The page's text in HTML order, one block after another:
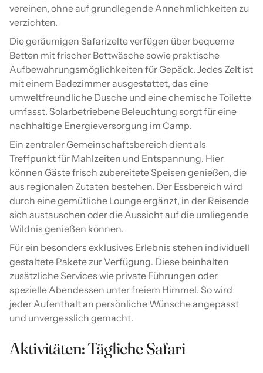
vereinen, ohne auf grundlegende Annehmlichkeiten zu
verzichten.
Die geräumigen Safarizelte verfügen über bequeme
Betten mit frischer Bettwäsche sowie praktische
Aufbewahrungsmöglichkeiten für Gepäck. Jedes Zelt ist
mit einem Badezimmer ausgestattet, das eine
umweltfreundliche Dusche und eine chemische Toilette
umfasst. Solarbetriebene Beleuchtung sorgt für eine
nachhaltige Energieversorgung im Camp.
Ein zentraler Gemeinschaftsbereich dient als
Treffpunkt für Mahlzeiten und Entspannung. Hier
können Gäste frisch zubereitete Speisen genießen, die
aus regionalen Zutaten bestehen. Der Essbereich wird
durch eine gemütliche Lounge ergänzt, in der Reisende
sich austauschen oder die Aussicht auf die umliegende
Wildnis genießen können.
Für ein besonders exklusives Erlebnis stehen individuell
gestaltete Pakete zur Verfügung. Diese beinhalten
zusätzliche Services wie private Führungen oder
spezielle Abendessen unter freiem Himmel. So wird
jeder Aufenthalt an persönliche Wünsche angepasst
und unvergesslich gemacht.
Aktivitäten: Tägliche Safari